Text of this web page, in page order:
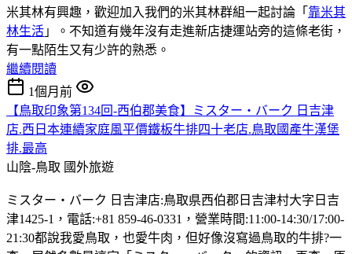
米其林有興趣，歡迎加入我們的米其林群組一起討論「 靠米其
林生活 」。不知道有幾年沒有走進新店捷運站旁的這條老街，
有一點陌生又有少許的熟悉。
繼續閱讀
1個月前
【鳥取印象第134回-西伯郡美食】ミスター・バーク 日吉津
店.西日本連續家庭風平價鐵板牛排四十老店.鳥取國產牛漢堡
排.最高
山陰-鳥取 國外旅遊
ミスター・バーク 日吉津店:鳥取県西伯郡日吉津村大字日吉
津1425-1，電話:+81 859-46-0331，營業時間:11:00-14:30/17:00-
21:30都說我愛鳥取，也愛牛肉，但好像沒寫過鳥取的牛排?一